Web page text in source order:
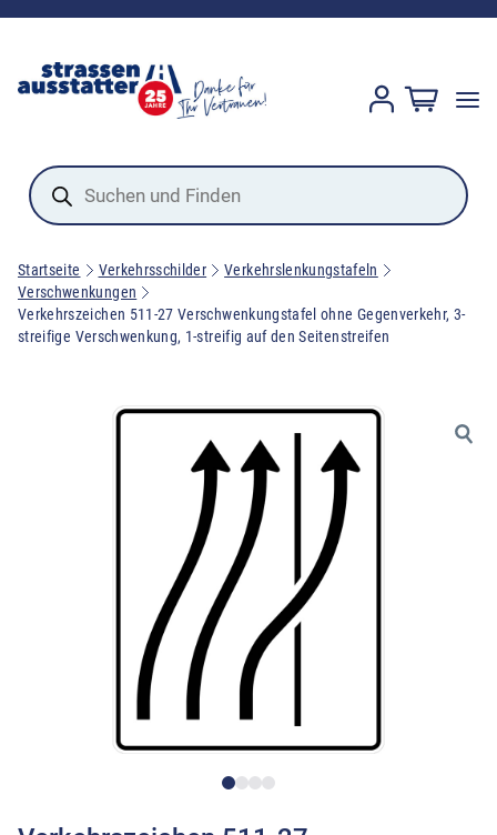
Products
search
Startseite Verkehrsschilder
Verkehrslenkungstafeln
Verschwenkungen
Verkehrszeichen 511-27 Verschwenkungstafel ohne Gegenverkehr, 3-
streifige Verschwenkung, 1-streifig auf den Seitenstreifen